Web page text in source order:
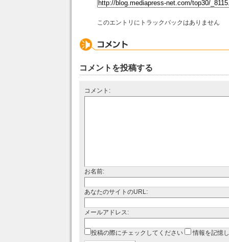
このエントリにトラックバックはありません
コメントを投稿する
コメント:
お名前:
あなたのサイトのURL:
メールアドレス:
投稿の際にチェックしてください 情報を記憶